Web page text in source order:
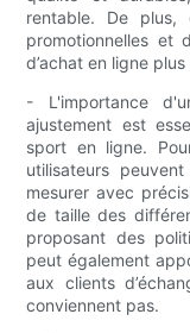
rentable. De plus,
promotionnelles et
d’achat en ligne
- L'importance
ajustement est
sport en ligne.
utilisateurs
mesurer avec
de taille des
proposant des
peut également
aux clients
conviennent pas.